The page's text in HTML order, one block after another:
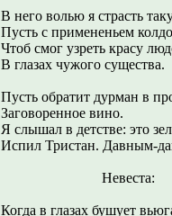
В него волью я страсть
Пусть с примененьем
Чтоб смог узреть красу
В глазах чужого существа.
Пусть обратит дурман в
Заговоренное вино.
Я слышал в детстве: это
Испил Тристан. Давным-
Невеста:
Когда в глазах бушует